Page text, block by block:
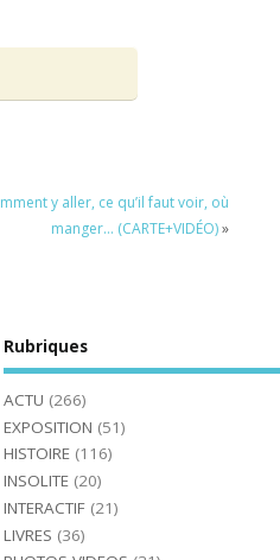
y aller, ce qu’il faut voir, où
manger… (CARTE+VIDÉO)»
Rubriques
ACTU (266)
EXPOSITION (51)
HISTOIRE(116)
INSOLITE(20)
INTERACTIF(21)
LIVRES (36)